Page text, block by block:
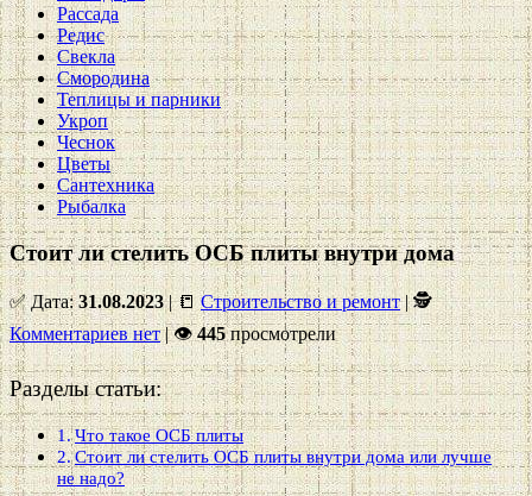
Рассада
Редис
Свекла
Смородина
Теплицы и парники
Укроп
Чеснок
Цветы
Сантехника
Рыбалка
Стоит ли стелить ОСБ плиты внутри дома
✅ Дата:31.08.2023| 📒Строительство и ремонт| 🕵
Комментариев нет|👁445просмотрели
Разделы статьи:
Что такое ОСБ плиты
Стоит ли стелить ОСБ плиты внутри дома или лучше
не надо?